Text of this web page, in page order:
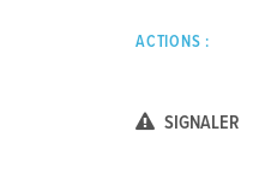
ACTIONS :
SIGNALER